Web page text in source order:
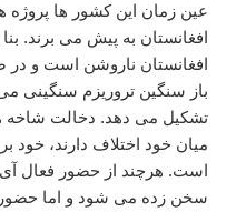
عین زمان این کشور ها پروژه
افغانستان به پیش می برند.
افغانستان ناروشن است و
باز سنگین تروریزم سنگینی
تشکیل می دهد. دخالت شاخه
میان خود اختلاف دارند، خود
است. هرچند از حضور فعال
سخن زده می شود و اما حضور